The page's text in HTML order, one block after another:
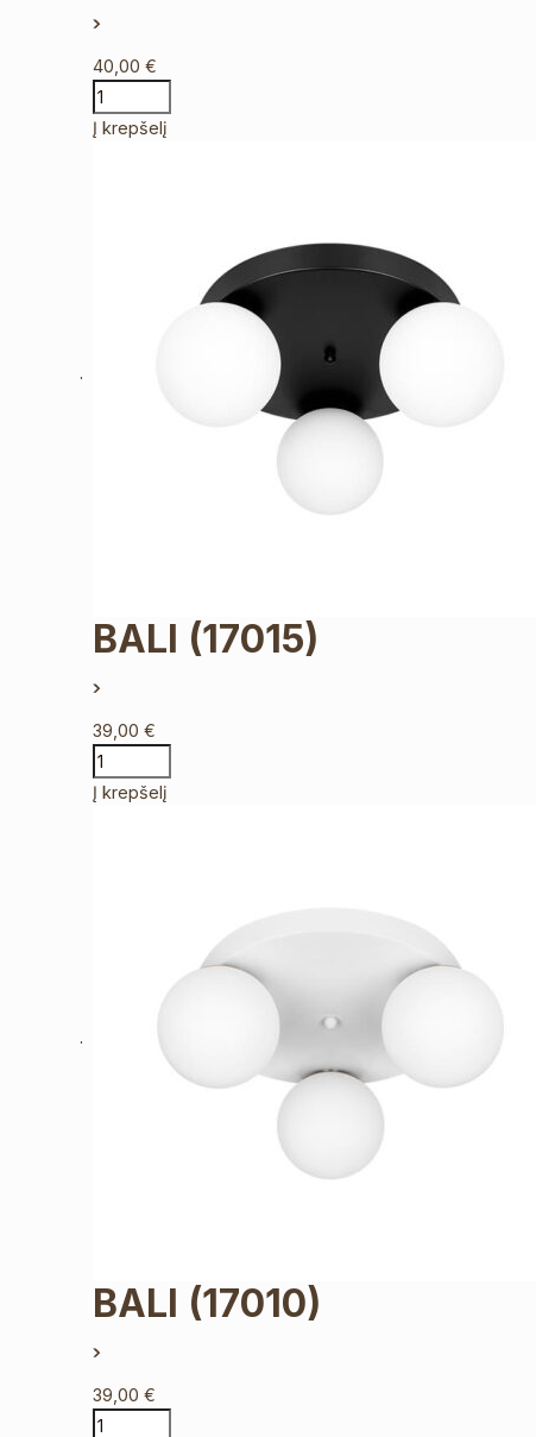
40,00 €
Į krepšelį
BALI (17015)
39,00 €
Į krepšelį
BALI (17010)
39,00 €